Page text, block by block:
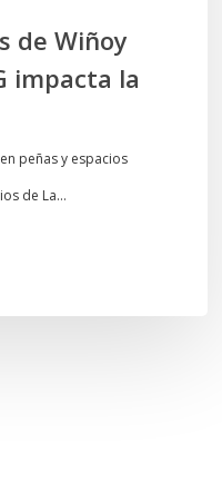
de Wiñoy
impacta la
peñas y espacios
de La…